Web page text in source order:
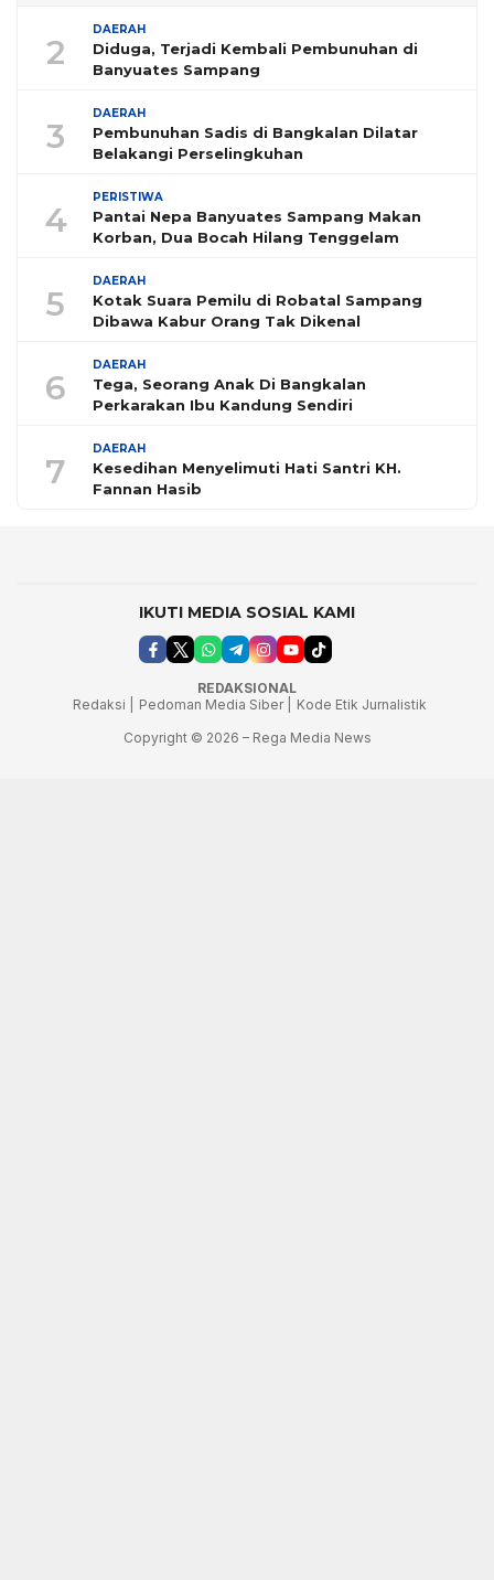
2
DAERAH
Diduga, Terjadi Kembali Pembunuhan di
Banyuates Sampang
3
DAERAH
Pembunuhan Sadis di Bangkalan Dilatar
Belakangi Perselingkuhan
4
PERISTIWA
Pantai Nepa Banyuates Sampang Makan
Korban, Dua Bocah Hilang Tenggelam
5
DAERAH
Kotak Suara Pemilu di Robatal Sampang
Dibawa Kabur Orang Tak Dikenal
6
DAERAH
Tega, Seorang Anak Di Bangkalan
Perkarakan Ibu Kandung Sendiri
7
DAERAH
Kesedihan Menyelimuti Hati Santri KH.
Fannan Hasib
IKUTI MEDIA SOSIAL KAMI
REDAKSIONAL
Redaksi |
Pedoman Media Siber |
Kode Etik Jurnalistik
Copyright © 2026 – Rega Media News